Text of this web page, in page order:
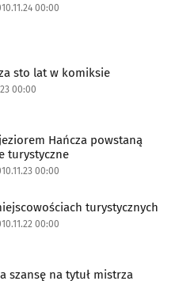
00:00
sto lat w komiksie
00:00
Hańcza powstaną
turystyczne
00:00
turystycznych
00:00
szansę na tytuł mistrza